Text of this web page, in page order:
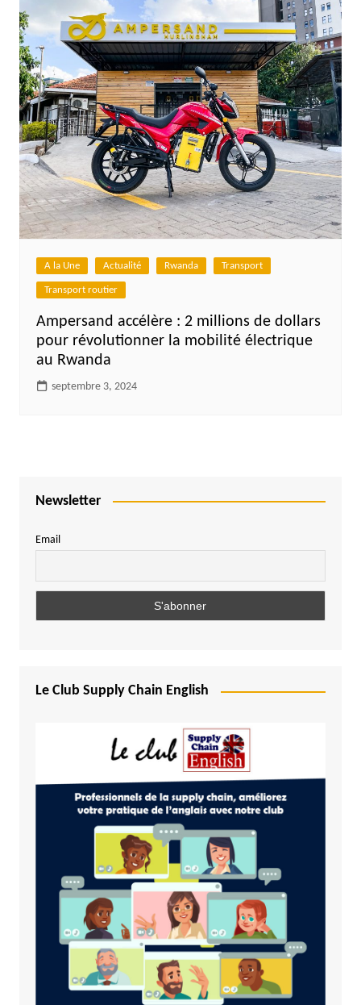
A la Une Actualité Rwanda Transport
Transport routier
Ampersand accélère : 2 millions de dollars
pour révolutionner la mobilité électrique
au Rwanda
septembre 3, 2024
Newsletter
Email
Le Club Supply Chain English